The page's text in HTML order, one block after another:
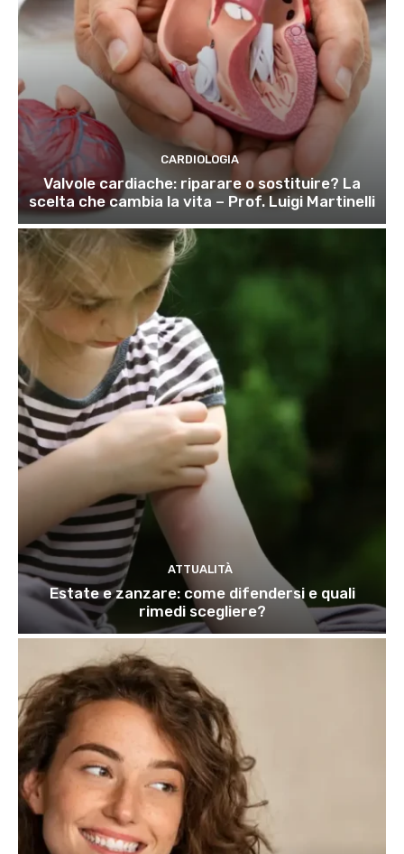
CARDIOLOGIA
Valvole cardiache: riparare o sostituire? La
scelta che cambia la vita – Prof. Luigi Martinelli
ATTUALITÀ
Estate e zanzare: come difendersi e quali
rimedi scegliere?